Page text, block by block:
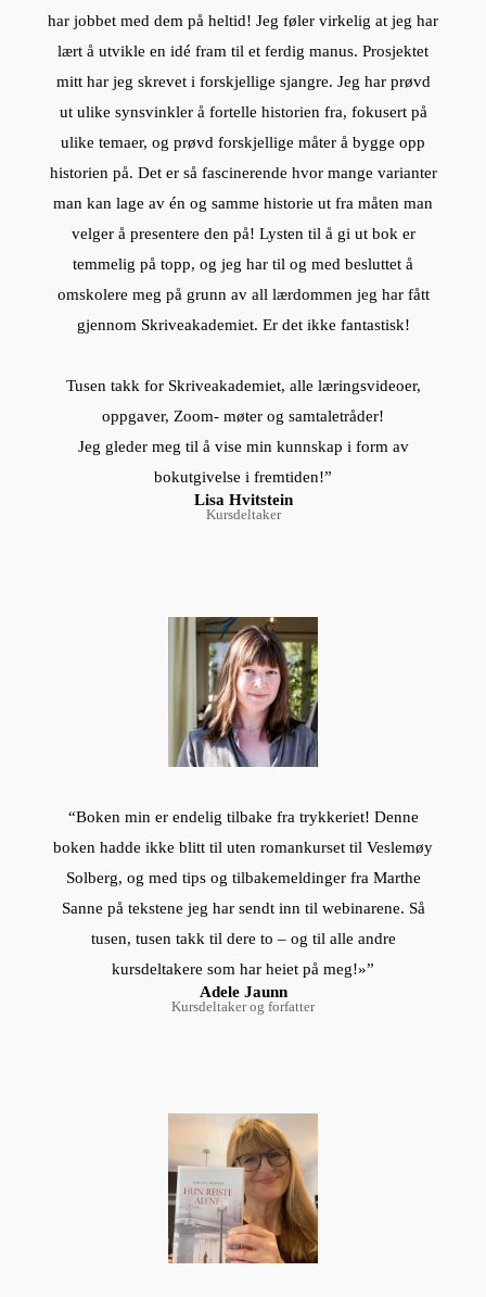
har jobbet med dem på heltid! Jeg føler virkelig at jeg har
lært å utvikle en idé fram til et ferdig manus. Prosjektet
mitt har jeg skrevet i forskjellige sjangre. Jeg har prøvd
ut ulike synsvinkler å fortelle historien fra, fokusert på
ulike temaer, og prøvd forskjellige måter å bygge opp
historien på. Det er så fascinerende hvor mange varianter
man kan lage av én og samme historie ut fra måten man
velger å presentere den på! Lysten til å gi ut bok er
temmelig på topp, og jeg har til og med besluttet å
omskolere meg på grunn av all lærdommen jeg har fått
gjennom Skriveakademiet. Er det ikke fantastisk!
Tusen takk for Skriveakademiet, alle læringsvideoer,
oppgaver, Zoom- møter og samtaletråder!
Jeg gleder meg til å vise min kunnskap i form av
bokutgivelse i fremtiden!”
Lisa Hvitstein
Kursdeltaker
“Boken min er endelig tilbake fra trykkeriet! Denne
boken hadde ikke blitt til uten romankurset til Veslemøy
Solberg, og med tips og tilbakemeldinger fra Marthe
Sanne på tekstene jeg har sendt inn til webinarene. Så
tusen, tusen takk til dere to – og til alle andre
kursdeltakere som har heiet på meg!»”
Adele Jaunn
Kursdeltaker og forfatter